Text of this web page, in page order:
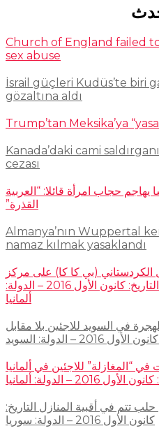
Church of England failed
sex abuse
İsrail güçleri Kudüs’te biri
gözaltına aldı
Trump’tan Meksika’ya
Kanada’daki cami
cezası
حجاب امرأة قائلا: “العربية
القذرة”
Almanya’nın Wuppertal
namaz kılmak yasaklandı
(بي كا كا) على مركز
ثقافيّ تركيّ في هامبورغ التاريخ: كانون الأول 2016 – الدولة:
ألمانيا
في السويد للاجئين بلا مقابل
2016 – الدولة: السويد
“المغازلة” للاجئين في ألمانيا
الأول 2016 – الدولة: ألمانيا
تتم في أقبية المنازل التاريخ:
كانون الأول 2016 – الدولة: سوريا